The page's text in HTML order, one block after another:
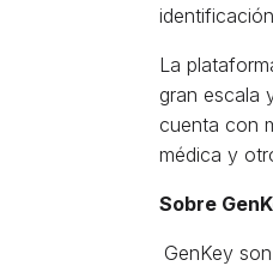
La
gran escala
cuenta con
médica y
Sobre
GenKey